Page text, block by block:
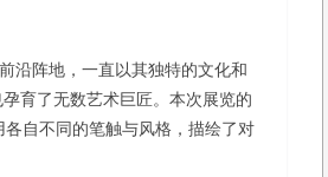
沿阵地，一直以其独特的文化和
育了无数艺术巨匠。本次展览的
自不同的笔触与风格，描绘了对